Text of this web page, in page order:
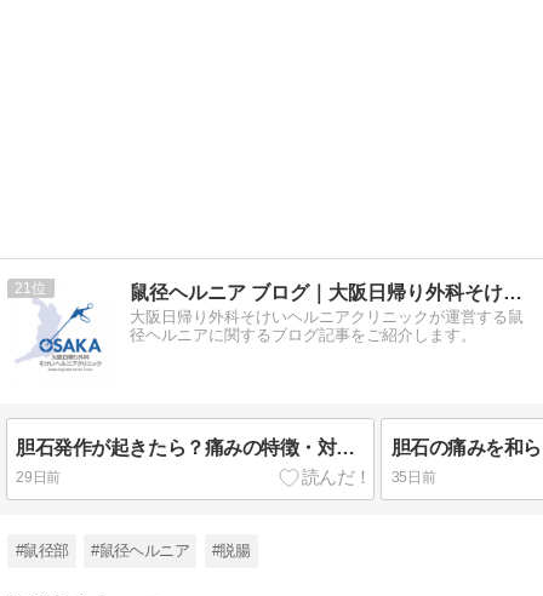
21 鼠径ヘルニア ブログ｜大阪日帰り外科そけいヘルニアクリニック
大阪日帰り外科そけいヘルニアクリニックが運営する鼠
径ヘルニアに関するブログ記事をご紹介します。
胆石発作が起きたら？痛みの特徴・対処法と受診すべき危険サイン
29日前 35日前
#鼠径部 #鼠径ヘルニア #脱腸